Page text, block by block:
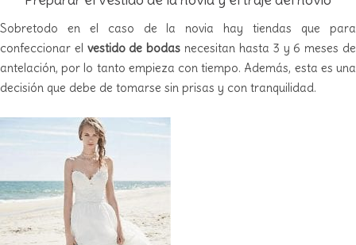
Sobretodo en el caso de la novia hay tiendas que para
confeccionar el vestido de bodas necesitan hasta 3 y 6 meses de
antelación, por lo tanto empieza con tiempo. Además, esta es una
decisión que debe de tomarse sin prisas y con tranquilidad.